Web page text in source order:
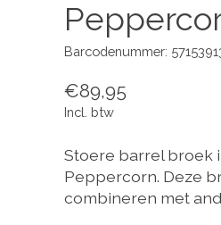
Barcodenummer:
€89,95
Incl. btw
Stoere barrel broek
Peppercorn. Deze
combineren met